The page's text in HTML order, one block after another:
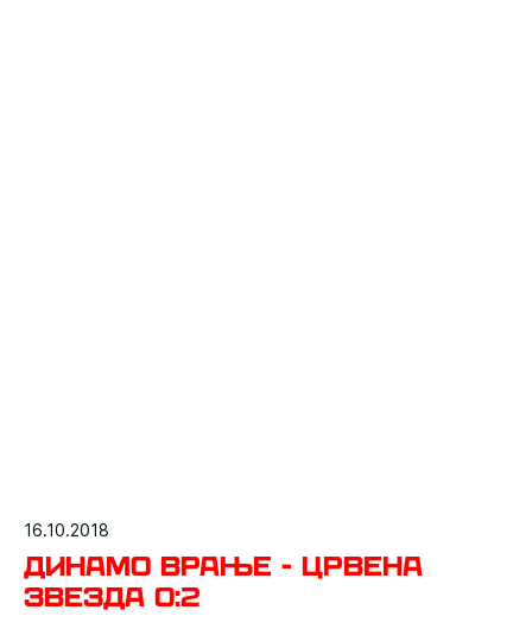
16.10.2018
Динамо Врање - Црвена
звезда 0:2